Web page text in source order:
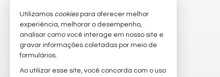
VEJA MAIS
imóveis favoritos
Utilizamos cookiespara oferecer melhor
experiência, melhorar o desempenho,
analisar como você interage em nosso site e
gravar informações coletadas por meio de
formulários.
Ao utilizar esse site, você concorda com o uso